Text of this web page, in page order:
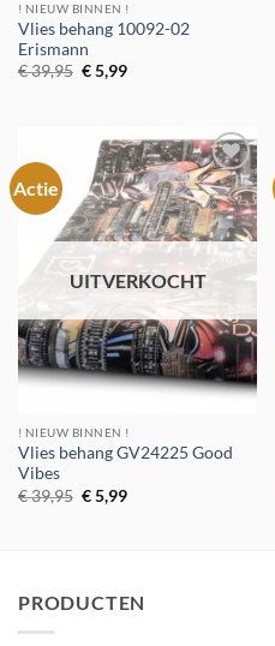
! NIEUW BINNEN !
Vlies behang 10092-02
Erismann
€39,95 Oorspronkelijke
prijs
€5,99Huidige
Actie
Toevoegen
aan
verlanglijst
UITVERKOCHT
! NIEUW BINNEN !
Vlies behang GV24225 Good
Vibes
€39,95 Oorspronkelijke
prijs
€5,99Huidige
PRODUCTEN